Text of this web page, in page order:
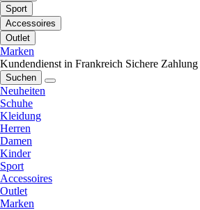
Sport
Accessoires
Outlet
Marken
Kundendienst in Frankreich Sichere Zahlung
Suchen
Neuheiten
Schuhe
Kleidung
Herren
Damen
Kinder
Sport
Accessoires
Outlet
Marken